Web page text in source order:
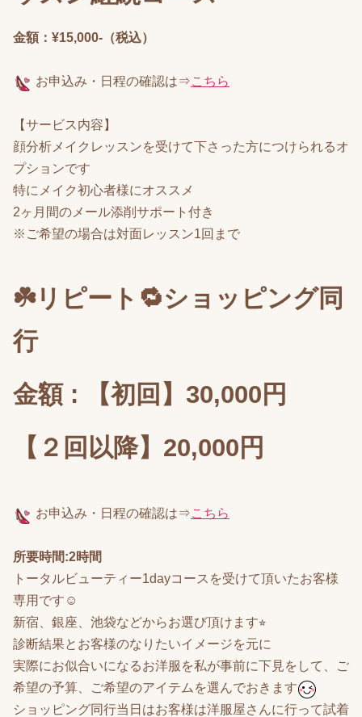
金額：¥15,000-（税込）
お申込み ・日程の確認は⇒こちら
【サービス内容】
顔分析メイクレッスンを受けて下さった方につけられるオ
プションです
特にメイク初心者様にオススメ
2ヶ月間のメール添削サポート付き
※ご希望の場合は対面レッスン1回まで
☘️リピート🔁ショッピング同
行
金額 : 【初回】30,000円
【２回以降】20,000円
お申込み ・日程の確認は⇒こちら
所要時間:2時間
トータルビューティー1dayコースを受けて頂いたお客様
専用です☺️
新宿、銀座、池袋などからお選び頂けます⭐︎
診断結果とお客様のなりたいイメージを元に
実際にお似合いになるお洋服を私が事前に下見をして、ご
希望の予算、ご希望のアイテムを選んでおきます
ショッピング同行当日はお客様は洋服屋さんに行って試着